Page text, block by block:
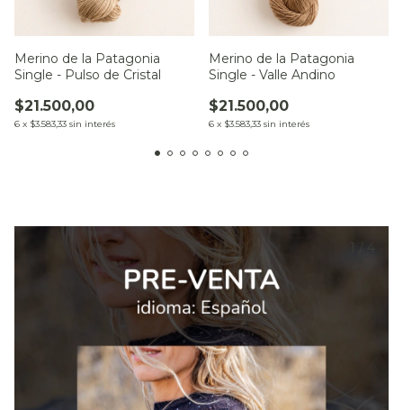
Merino de la Patagonia
Single - Pulso de Cristal
$21.500,00
6 x $3.583,33 sin interés
Merino de la Patagonia
Single - Valle Andino
$21.500,00
6 x $3.583,33 sin interés
1 /